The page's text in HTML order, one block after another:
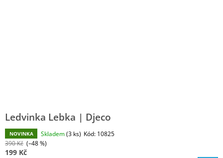
Ledvinka Lebka | Djeco
NOVINKA Skladem(3 ks) Kód: 10825
390 Kč (–48 %)
199 Kč